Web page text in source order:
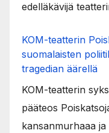
edelläkävijä
KOM-teatterin
suomalaisten
tragedian äärellä
KOM-teatterin
pääteos
kansanmurhaaa